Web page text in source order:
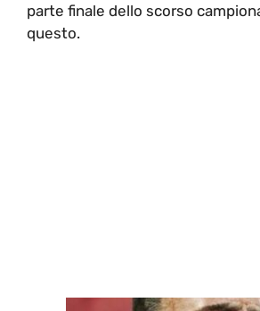
parte finale dello scorso
questo.